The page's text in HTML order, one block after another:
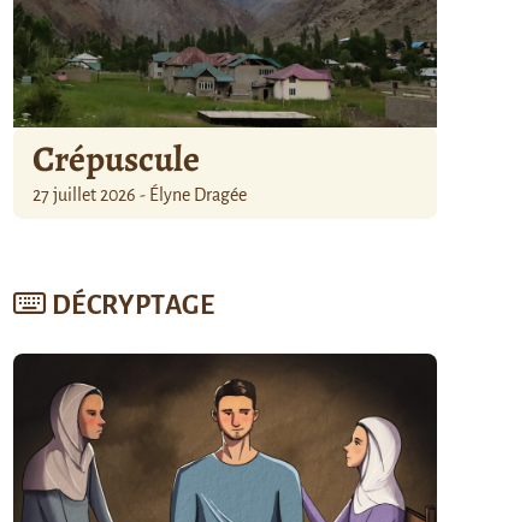
Crépuscule
27 juillet 2026 - Élyne Dragée
DÉCRYPTAGE